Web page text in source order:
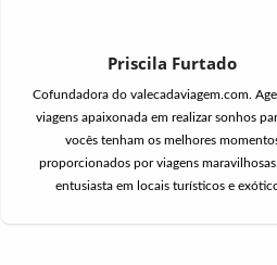
Priscila Furtado
Cofundadora do valecadaviagem.com.
viagens apaixonada em realizar sonhos
vocês tenham os melhores
proporcionados por viagens
entusiasta em locais turísticos e